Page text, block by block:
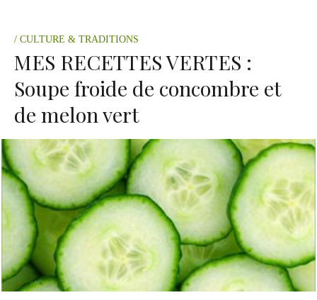
CULTURE & TRADITIONS
MES RECETTES VERTES :
Soupe froide de concombre et
de melon vert